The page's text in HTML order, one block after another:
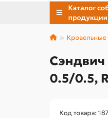
Каталог
продукции
0.5/0.5,
Код товара: